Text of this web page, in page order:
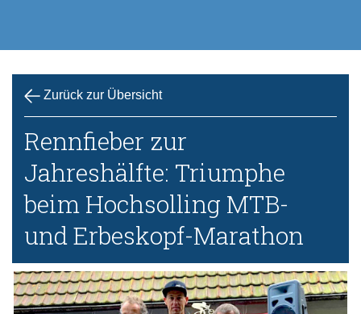
Zurück zur Übersicht
Rennfieber zur
Jahreshälfte: Triumphe
beim Hochsolling MTB-
und Erbeskopf-Marathon